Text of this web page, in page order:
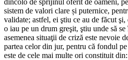
dincolo de sprijinul oferit de oameni,
sistem de valori clare și puternice,
validate; astfel, ei ştiu ce au de făcut
o iau pe un drum greşit, ştiu unde să
asemenea situaţii de criză este nevoie
partea celor din jur, pentru că fondul
este de cele mai multe ori constituit